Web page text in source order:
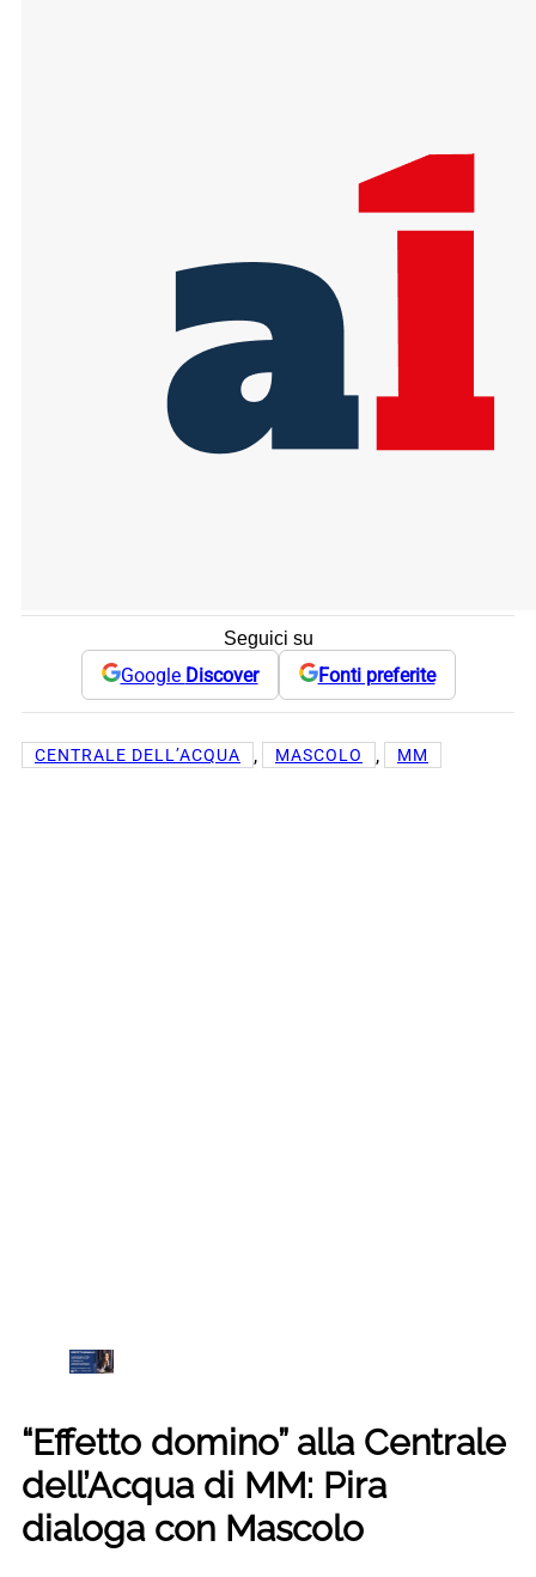
Seguici su
Google Discover Fonti preferite
CENTRALE DELL’ACQUA , MASCOLO , MM
“Effetto domino” alla Centrale
dell’Acqua di MM: Pira
dialoga con Mascolo